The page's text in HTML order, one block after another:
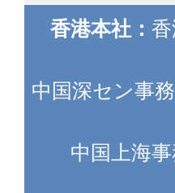
香港本社：
中国深セン事
中国上海